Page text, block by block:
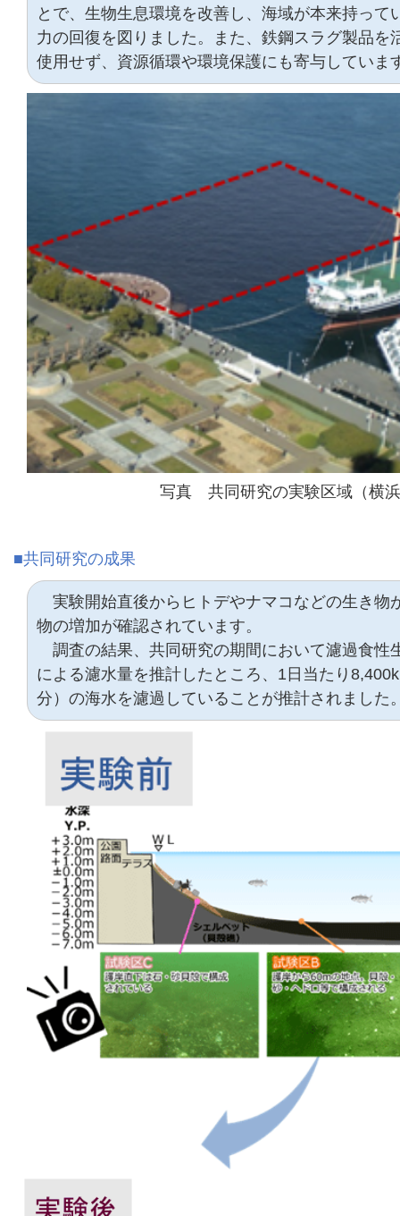
とで、生物生息環境を改善し、海域が本来持って
力の回復を図りました。また、鉄鋼スラグ製品を
使用せず、資源循環や環境保護にも寄与していま
写真 共同研究の実験区域（横
■共同研究の成果
実験開始直後からヒトデやナマコなどの生き物
物の増加が確認されています。
調査の結果、共同研究の期間において濾過食性
による濾水量を推計したところ、1日当たり
分）の海水を濾過していることが推計されました